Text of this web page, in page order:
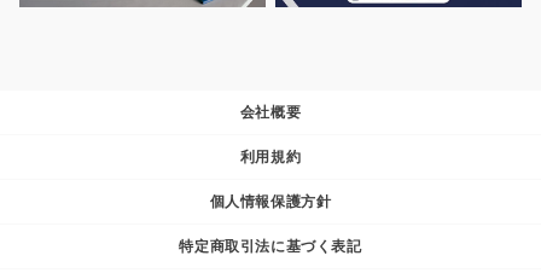
会社概要
利用規約
個人情報保護方針
特定商取引法に基づく表記